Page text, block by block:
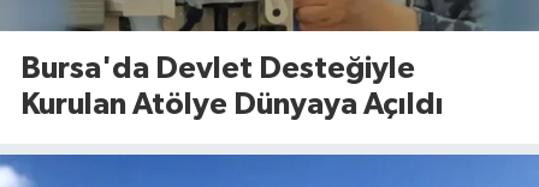
Bursa'da Devlet Desteğiyle
Kurulan Atölye Dünyaya Açıldı